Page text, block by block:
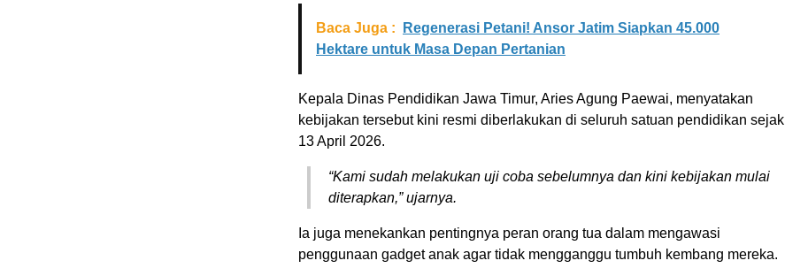
Baca Juga :
Regenerasi Petani! Ansor Jatim Siapkan 45.000
Hektare untuk Masa Depan Pertanian
Kepala Dinas Pendidikan Jawa Timur, Aries Agung Paewai, menyatakan
kebijakan tersebut kini resmi diberlakukan di seluruh satuan pendidikan sejak
13 April 2026.
“Kami sudah melakukan uji coba sebelumnya dan kini kebijakan mulai
diterapkan,” ujarnya.
Ia juga menekankan pentingnya peran orang tua dalam mengawasi
penggunaan gadget anak agar tidak mengganggu tumbuh kembang mereka.